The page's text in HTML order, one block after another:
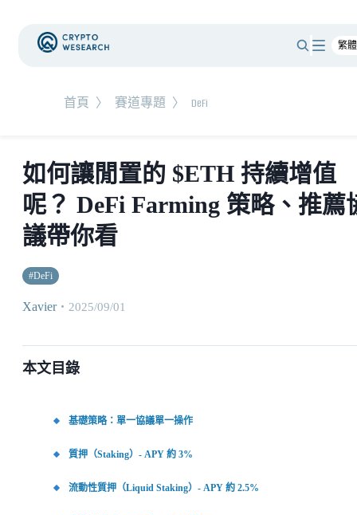
首頁 〉 賽道專題 〉 DeFi
如何讓閒置的 $ETH 持續增值
呢？ DeFi Farming 策略、推薦
議帶你看
#DeFi
Xavier・ 2025/09/01
本文目錄
基礎策略：單一協議單一操作
質押（Staking）- APY 約 3%
流動性質押（Liquid Staking）- APY 約 2.5%